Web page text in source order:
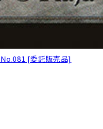
[委託販売品]